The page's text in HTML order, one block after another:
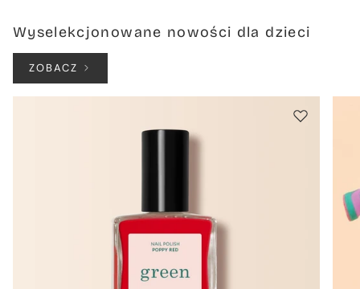
Wyselekcjonowane nowości dla dzieci
ZOBACZ